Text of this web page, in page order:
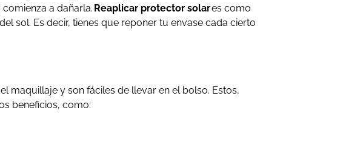
a dañarla. Reaplicar protector solares como
sol. Es decir, tienes que reponer tu envase cada cierto
maquillaje y son fáciles de llevar en el bolso. Estos,
beneficios, como: